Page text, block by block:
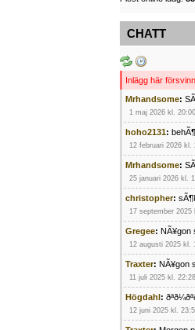
CHATT
Inlägg här
Mrhandsome:
1 maj 2026 kl.
hoho2131:
12 februari 2026 kl.
Mrhandsome:
25 januari 2026 kl.
christopher:
17 september 2025
Gregee: NÃ¥gon
12 augusti 2025 kl.
Traxter: NÃ¥gon
11 juli 2025 kl.
Högdahl:
12 juni 2025 kl.